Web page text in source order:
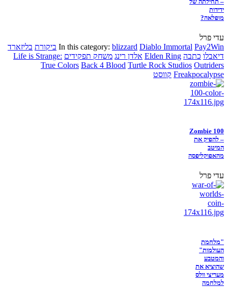
ידידות
מופלאה?
עדי פרל
In this category: blizzard Diablo Immortal Pay2Win ביקורת בליזארד
דיאבלו כתבה Elden Ring אלדן רינג משחק תפקידים Life is Strange:
True Colors Back 4 Blood Turtle Rock Studios Outriders
Freakpocalypse קווסט
Zombie 100
– להפיק את
המיטב
מהאפוקליפסה
עדי פרל
"מלחמת
העולמות"
והמטבע
שהוציא את
מעריצי וולס
למלחמה